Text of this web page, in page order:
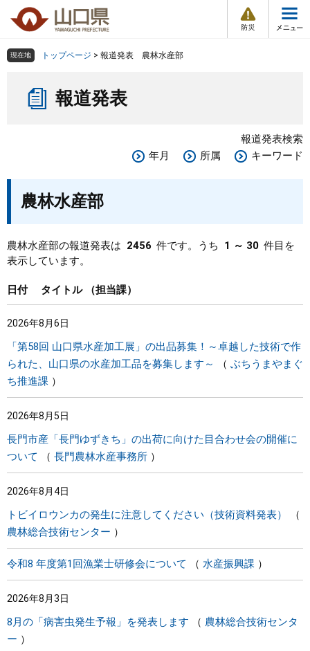
の
ー
メ
組織で探す
Other Languages
くらし・環境
教育・文化・スポーツ
しごと・産業・観光
県政情報
現在地 トップページ > 報道発表 農林水産部
報道発表
報道発表検索
年月
所属 キーワード
農林水産部
農林水産部の報道発表は 2456 件です。うち 1 ～ 30 件目を
表示しています。
日付 タイトル 担当課
2026年8月6日
「第58回 山口県水産加工展」の出品募集！～卓越した技術で作
られた、山口県の水産加工品を募集します～
ぶちうまやまぐ
ち推進課
2026年8月5日
長門市産「長門ゆずきち」の出荷に向けた目合わせ会の開催に
ついて
長門農林水産事務所
2026年8月4日
トビイロウンカの発生に注意してください（技術資料発表）
農林総合技術センター
令和8 年度第1回漁業士研修会について 水産振興課
2026年8月3日
8月の「病害虫発生予報」を発表します
農林総合技術センタ
ー